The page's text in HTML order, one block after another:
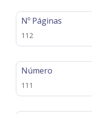
Nº Páginas
112
Número
111